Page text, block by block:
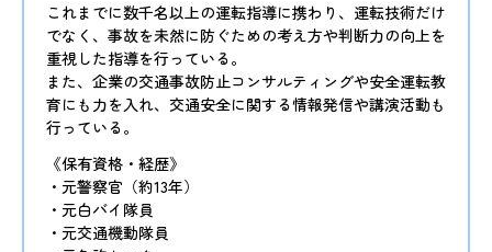
これまでに数千名以上の運転指導に携わり、運転技術だけ
でなく、事故を未然に防ぐための考え方や判断力の向上を
重視した指導を行っている。
また、企業の交通事故防止コンサルティングや安全運転教
育にも力を入れ、交通安全に関する情報発信や講演活動も
行っている。
《保有資格・経歴》
・元警察官（約13年）
・元白バイ隊員
・元交通機動隊員